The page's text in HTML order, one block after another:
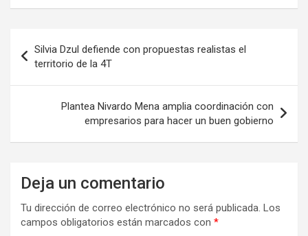
de
entradas
Silvia Dzul defiende con propuestas realistas el
territorio de la 4T
Plantea Nivardo Mena amplia coordinación con
empresarios para hacer un buen gobierno
Deja un comentario
Tu dirección de correo electrónico no será publicada. Los
campos obligatorios están marcados con *